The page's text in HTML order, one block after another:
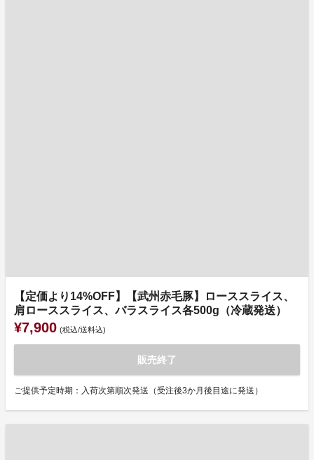
【定価より14%OFF】【武州赤毛豚】ローススライス、
肩ローススライス、バラスライス各500g（冷蔵発送）
¥7,900 (税込/送料込)
販売終了
ご提供予定時期：入荷次第順次発送（受注後3か月後目途に発送）